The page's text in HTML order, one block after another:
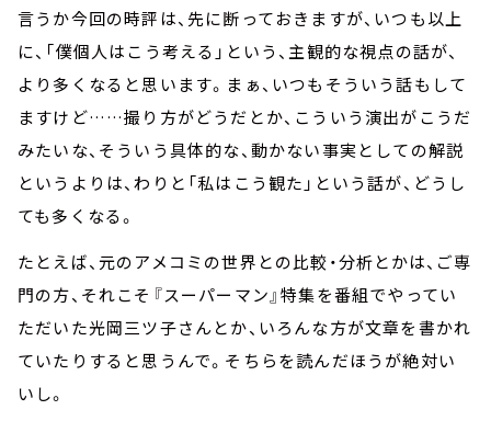
言うか今回の時評は、先に断っておきますが、いつも以上
に、「僕個人はこう考える」という、主観的な視点の話が、
より多くなると思います。まぁ、いつもそういう話もして
ますけど……撮り方がどうだとか、こういう演出がこうだ
みたいな、そういう具体的な、動かない事実としての解説
というよりは、わりと「私はこう観た」という話が、どうし
ても多くなる。
たとえば、元のアメコミの世界との比較・分析とかは、ご専
門の方、それこそ『スーパーマン』特集を番組でやってい
ただいた光岡三ツ子さんとか、いろんな方が文章を書かれ
ていたりすると思うんで。そちらを読んだほうが絶対い
いし。